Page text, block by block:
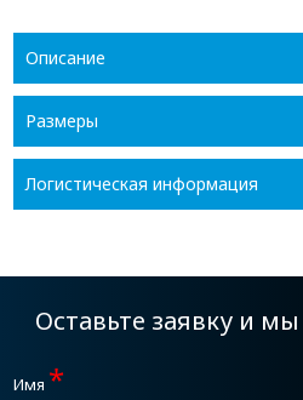
Описание
Размеры
Логистическая информация
Оставьте заявку и
Имя *